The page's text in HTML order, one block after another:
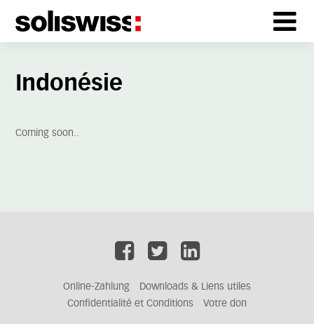
Indonésie
Coming soon..
Online-Zahlung
Downloads & Liens utiles
Confidentialité et Conditions
Votre don